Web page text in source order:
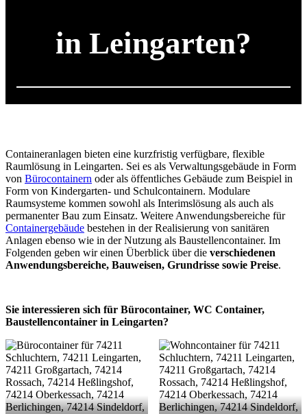
in Leingarten?
Containeranlagen bieten eine kurzfristig verfügbare, flexible
Raumlösung in Leingarten. Sei es als Verwaltungsgebäude in Form
von Bürocontainern oder als öffentliches Gebäude zum Beispiel in
Form von Kindergarten- und Schulcontainern. Modulare
Raumsysteme kommen sowohl als Interimslösung als auch als
permanenter Bau zum Einsatz. Weitere Anwendungsbereiche für
Containergebäude bestehen in der Realisierung von sanitären
Anlagen ebenso wie in der Nutzung als Baustellencontainer. Im
Folgenden geben wir einen Überblick über die verschiedenen
Anwendungsbereiche, Bauweisen, Grundrisse sowie Preise.
Sie interessieren sich für Bürocontainer, WC Container,
Baustellencontainer in Leingarten?